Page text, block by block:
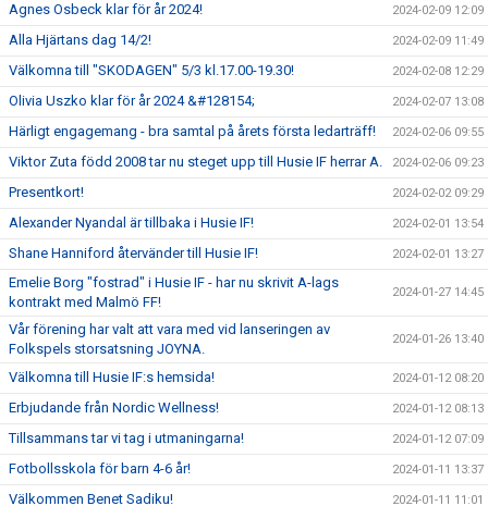
Agnes Osbeck klar för år 2024! 2024-02-09 12:09
Alla Hjärtans dag 14/2! 2024-02-09 11:49
Välkomna till "SKODAGEN" 5/3 kl.17.00-19.30! 2024-02-08 12:29
Olivia Uszko klar för år 2024 &#128154; 2024-02-07 13:08
Härligt engagemang - bra samtal på årets första ledarträff! 2024-02-06 09:55
Viktor Zuta född 2008 tar nu steget upp till Husie IF herrar A. 2024-02-06 09:23
Presentkort! 2024-02-02 09:29
Alexander Nyandal är tillbaka i Husie IF! 2024-02-01 13:54
Shane Hanniford återvänder till Husie IF! 2024-02-01 13:27
Emelie Borg "fostrad" i Husie IF - har nu skrivit A-lags
kontrakt med Malmö FF!
2024-01-27 14:45
Vår förening har valt att vara med vid lanseringen av
Folkspels storsatsning JOYNA.
2024-01-26 13:40
Välkomna till Husie IF:s hemsida! 2024-01-12 08:20
Erbjudande från Nordic Wellness! 2024-01-12 08:13
Tillsammans tar vi tag i utmaningarna! 2024-01-12 07:09
Fotbollsskola för barn 4-6 år! 2024-01-11 13:37
Välkommen Benet Sadiku! 2024-01-11 11:01